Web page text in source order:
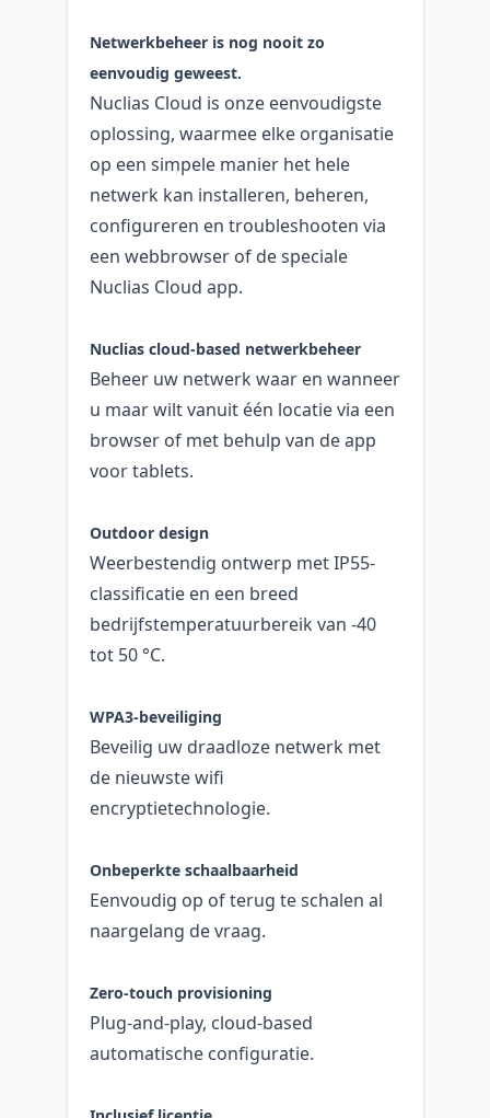
Netwerkbeheer is nog nooit zo
eenvoudig geweest.
Nuclias Cloud is onze eenvoudigste
oplossing, waarmee elke organisatie
op een simpele manier het hele
netwerk kan installeren, beheren,
configureren en troubleshooten via
een webbrowser of de speciale
Nuclias Cloud app.
Nuclias cloud-based netwerkbeheer
Beheer uw netwerk waar en wanneer
u maar wilt vanuit één locatie via een
browser of met behulp van de app
voor tablets.
Outdoor design
Weerbestendig ontwerp met IP55-
classificatie en een breed
bedrijfstemperatuurbereik van -40
tot 50 °C.
WPA3-beveiliging
Beveilig uw draadloze netwerk met
de nieuwste wifi
encryptietechnologie.
Onbeperkte schaalbaarheid
Eenvoudig op of terug te schalen al
naargelang de vraag.
Zero-touch provisioning
Plug-and-play, cloud-based
automatische configuratie.